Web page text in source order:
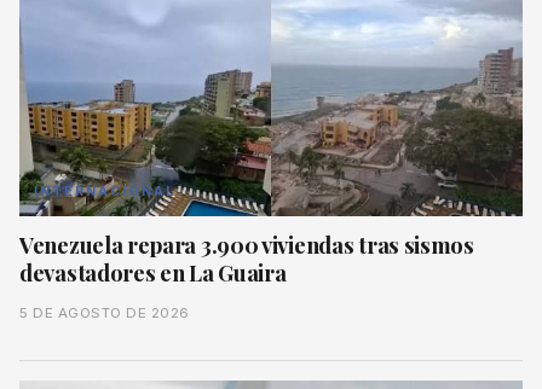
INTERNACIONAL
Venezuela repara 3.900 viviendas tras sismos
devastadores en La Guaira
5 DE AGOSTO DE 2026